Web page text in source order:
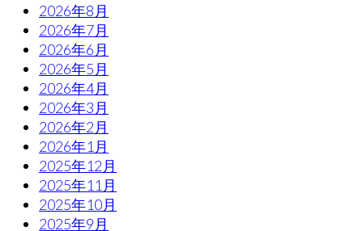
2026年8月
2026年7月
2026年6月
2026年5月
2026年4月
2026年3月
2026年2月
2026年1月
2025年12月
2025年11月
2025年10月
2025年9月